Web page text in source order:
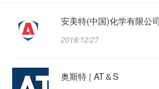
安美特(中国)化学有限公
2018/12/27
奥斯特 | AT＆S